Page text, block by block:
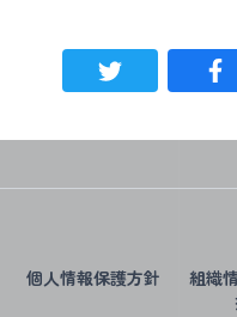
個人情報保護方針 組織